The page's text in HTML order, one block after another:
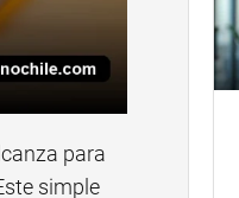
para
simple